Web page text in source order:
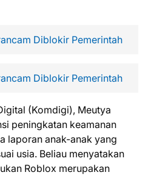
Diblokir Pemerintah
Diblokir Pemerintah
(Komdigi), Meutya
peningkatan keamanan
laporan anak-anak yang
usia. Beliau menyatakan
Roblox merupakan